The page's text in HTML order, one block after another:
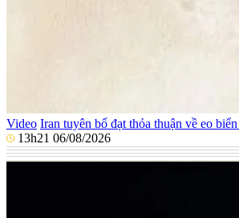
Video Iran tuyên bố đạt thỏa thuận về eo
13h21 06/08/2026